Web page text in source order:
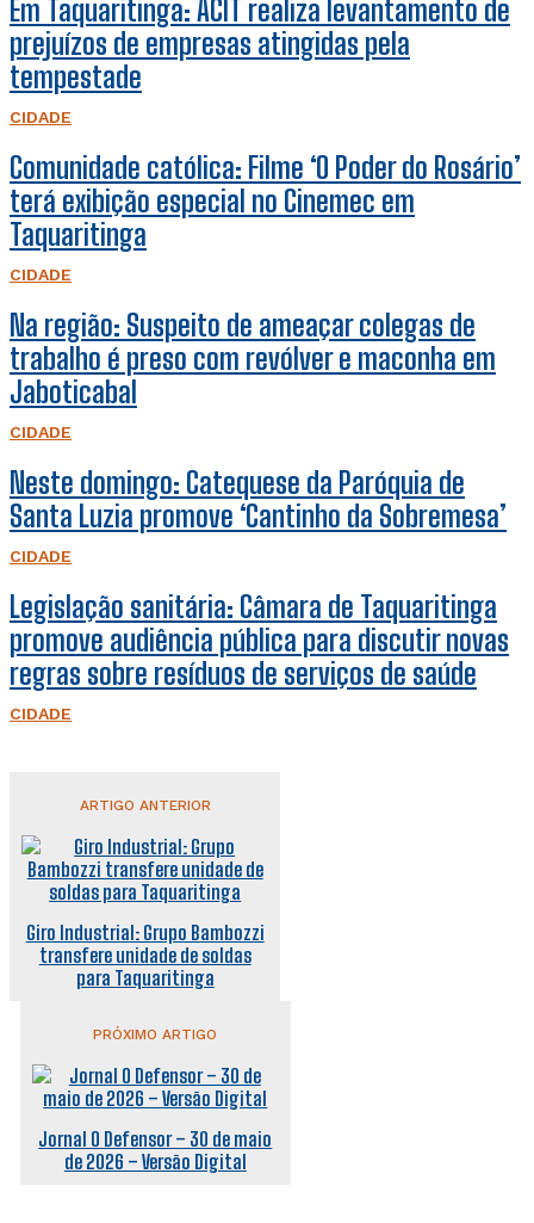
Em Taquaritinga: ACIT realiza levantamento de
prejuízos de empresas atingidas pela
tempestade
CIDADE
Comunidade católica: Filme ‘O Poder do Rosário’
terá exibição especial no Cinemec em
Taquaritinga
CIDADE
Na região: Suspeito de ameaçar colegas de
trabalho é preso com revólver e maconha em
Jaboticabal
CIDADE
Neste domingo: Catequese da Paróquia de
Santa Luzia promove ‘Cantinho da Sobremesa’
CIDADE
Legislação sanitária: Câmara de Taquaritinga
promove audiência pública para discutir novas
regras sobre resíduos de serviços de saúde
CIDADE
ARTIGO ANTERIOR
Giro Industrial: Grupo Bambozzi
transfere unidade de soldas
para Taquaritinga
PRÓXIMO ARTIGO
Jornal O Defensor – 30 de maio
de 2026 – Versão Digital